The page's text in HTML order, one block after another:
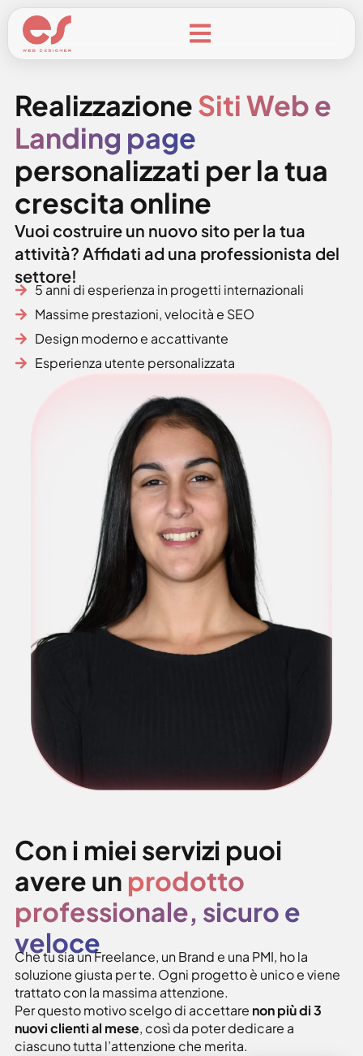
RealizzazioneSiti Web e
Landing page
personalizzati per la tua
crescita online
Vuoi costruire un nuovo sito per la tua
attività? Affidati ad una professionista del
settore!
5 anni di esperienza in progetti internazionali
Massime prestazioni, velocità e SEO
Design moderno e accattivante
Esperienza utente personalizzata
Con i miei servizi puoi
avere un prodotto
professionale, sicuro e
veloce
Che tu sia un Freelance, un Brand e una PMI, ho la
soluzione giusta per te. Ogni progetto è unico e viene
trattato con la massima attenzione.
Per questo motivo scelgo di accettare non più di 3
nuovi clienti al mese, così da poter dedicare a
ciascuno tutta l’attenzione che merita.